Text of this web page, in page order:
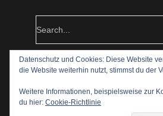
© 2009 – 2020 by Zockwork
Datenschutz und Cookies: Diese Website
die Website weiterhin nutzt, stimmst du der
Weitere Informationen, beispielsweise zur
du hier: Cookie-Richtlinie